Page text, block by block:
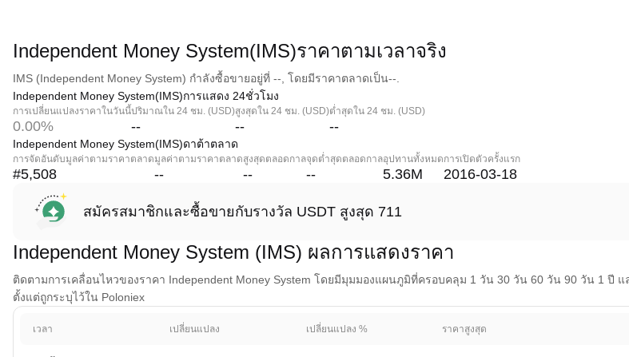
Independent Money System(IMS)ราคาตามเวลาจริง
IMS (Independent Money System) กำลังซื้อขายอยู่ที่ --, โดยมีราคาตลาดเป็น--.
Independent Money System(IMS)การแสดง 24ชั่วโมง
การเปลี่ยนแปลงราคาในวันนี้
0.00%
ปริมาณใน 24 ชม. (USD)
--
สูงสุดใน 24 ชม. (USD)
--
ต่ำสุดใน 24 ชม. (USD)
--
Independent Money System(IMS)ดาต้าตลาด
การจัดอันดับมูลค่าตามราคาตลาด
#5,508
มูลค่าตามราคาตลาด
--
สูงสุดตลอดกาล
--
จุดต่ำสุดตลอดกาล
--
อุปทานทั้งหมด
5.36M
การเปิดตัวครั้งแรก
2016-03-18
สมัครสมาชิกและซื้อขายกับรางวัล USDT สูงสุด 711
Independent Money System (IMS) ผลการแสดงราคา
ติดตามการเคลื่อนไหวของราคา Independent Money System โดยมีมุมมองแผนภูมิที่ครอบคลุม 1 วัน 30 วัน 60 วัน 90 วัน 1 ปี แ
ตั้งแต่ถูกระบุไว้ใน Poloniex
เวลา เปลี่ยนแปลง เปลี่ยนแปลง % ราคาสูงสุด